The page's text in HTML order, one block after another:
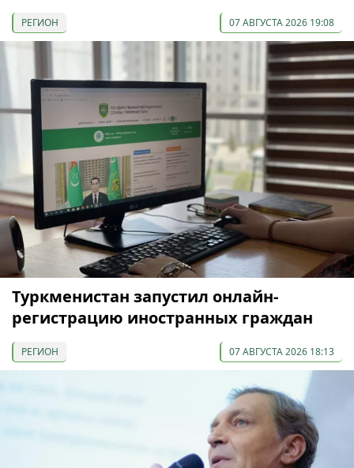
РЕГИОН 07 АВГУСТА 2026 19:08
Туркменистан запустил онлайн-
регистрацию иностранных граждан
РЕГИОН 07 АВГУСТА 2026 18:13